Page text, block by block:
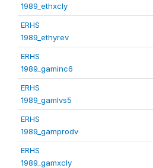
1989_ethxcly
ERHS
1989_ethyrev
ERHS
1989_gaminc6
ERHS
1989_gamlvs5
ERHS
1989_gamprodv
ERHS
1989_gamxcly